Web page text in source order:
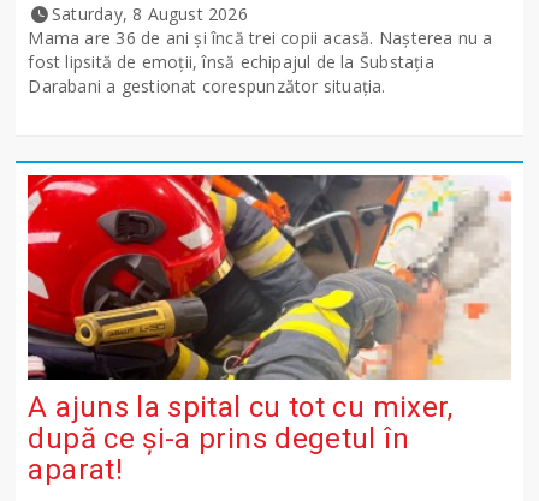
Saturday, 8 August 2026
Mama are 36 de ani și încă trei copii acasă. Nașterea nu a
fost lipsită de emoții, însă echipajul de la Substația
Darabani a gestionat corespunzător situația.
A ajuns la spital cu tot cu mixer,
după ce și-a prins degetul în
aparat!